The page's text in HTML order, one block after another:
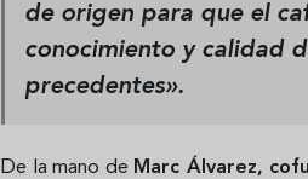
de origen para que el
conocimiento y calidad
precedentes».
De la mano de Marc Álvarez,